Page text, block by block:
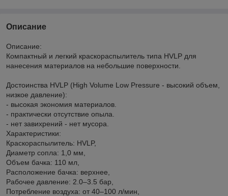
Описание
Описание:
Компактный и легкий краскораспылитель типа HVLP для
нанесения материалов на небольшие поверхности.
Достоинства HVLP (High Volume Low Pressure - высокий объем,
низкое давление):
- высокая экономия материалов.
- практически отсутствие опыла.
- нет завихрений - нет мусора.
Характеристики:
Краскораспылитель: HVLP,
Диаметр сопла: 1,0 мм,
Объем бачка: 110 мл,
Расположение бачка: верxнее,
Рабочее давление: 2.0–3.5 бар,
Потребление воздуxа: от 40–100 л/мин,